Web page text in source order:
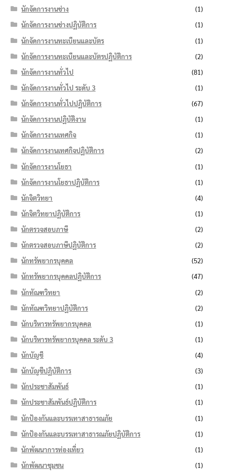
นักจัดการงานช่าง
(1)
นักจัดการงานช่างปฏิบัติการ
(1)
นักจัดการงานทะเบียนและบัตร
(1)
นักจัดการงานทะเบียนและบัตรปฏิบัติการ
(2)
นักจัดการงานทั่วไป
(81)
นักจัดการงานทั่วไป ระดับ 3
(1)
นักจัดการงานทั่วไปปฏิบัติการ
(67)
นักจัดการงานปฏิบัติงาน
(1)
นักจัดการงานเทศกิจ
(1)
นักจัดการงานเทศกิจปฏิบัติการ
(2)
นักจัดการงานโยธา
(1)
นักจัดการงานโยธาปฏิบัติการ
(1)
นักจิตวิทยา
(4)
นักจิตวิทยาปฏิบัติการ
(1)
นักตรวจสอบภาษี
(2)
นักตรวจสอบภาษีปฏิบัติการ
(2)
นักทรัพยากรบุคคล
(52)
นักทรัพยากรบุคคลปฏิบัติการ
(47)
นักทัณฑวิทยา
(2)
นักทัณฑวิทยาปฏิบัติการ
(2)
นักบริหารทรัพยากรบุคคล
(1)
นักบริหารทรัพยากรบุคคล ระดับ 3
(1)
นักบัญชี
(4)
นักบัญชีปฏิบัติการ
(3)
นักประชาสัมพันธ์
(1)
นักประชาสัมพันธ์ปฏิบัติการ
(1)
นักป้องกันและบรรเทาสาธารณภัย
(1)
นักป้องกันและบรรเทาสาธารณภัยปฏิบัติการ
(1)
นักพัฒนาการท่องเที่ยว
(1)
นักพัฒนาชุมชน
(1)